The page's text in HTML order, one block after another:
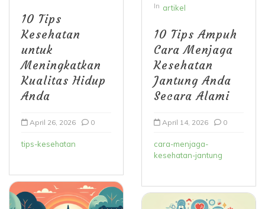
10 Tips
Kesehatan
untuk
Meningkatkan
Kualitas Hidup
Anda
April 26, 2026 0
tips-kesehatan
In artikel
10 Tips Ampuh
Cara Menjaga
Kesehatan
Jantung Anda
Secara Alami
April 14, 2026 0
cara-menjaga-
kesehatan-jantung